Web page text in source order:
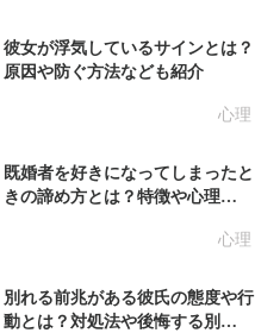
心理
彼女が浮気しているサインとは？
原因や防ぐ方法なども紹介
心理
既婚者を好きになってしまったと
きの諦め方とは？特徴や心理…
別れる前兆がある彼氏の態度や行
動とは？対処法や後悔する別…